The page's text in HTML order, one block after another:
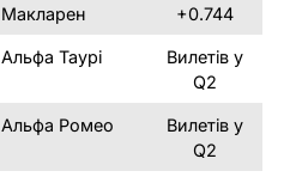
Макларен +0.744
Альфа Таурі
Вилетів у
Q2
Альфа Ромео
Вилетів у
Q2